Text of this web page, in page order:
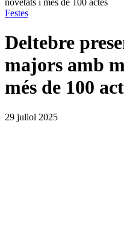
novetats i més de 100 actes
Festes
Deltebre
majors amb
més de 100
29 juliol 2025